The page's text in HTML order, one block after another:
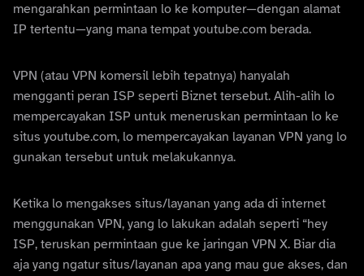
mengarahkan permintaan lo ke komputer—dengan alamat
IP tertentu—yang mana tempat youtube.com berada.
VPN (atau VPN komersil lebih tepatnya) hanyalah
mengganti peran ISP seperti Biznet tersebut. Alih-alih lo
mempercayakan ISP untuk meneruskan permintaan lo ke
situs youtube.com, lo mempercayakan layanan VPN yang lo
gunakan tersebut untuk melakukannya.
Ketika lo mengakses situs/layanan yang ada di internet
menggunakan VPN, yang lo lakukan adalah seperti “hey
ISP, teruskan permintaan gue ke jaringan VPN X. Biar dia
aja yang ngatur situs/layanan apa yang mau gue akses, dan